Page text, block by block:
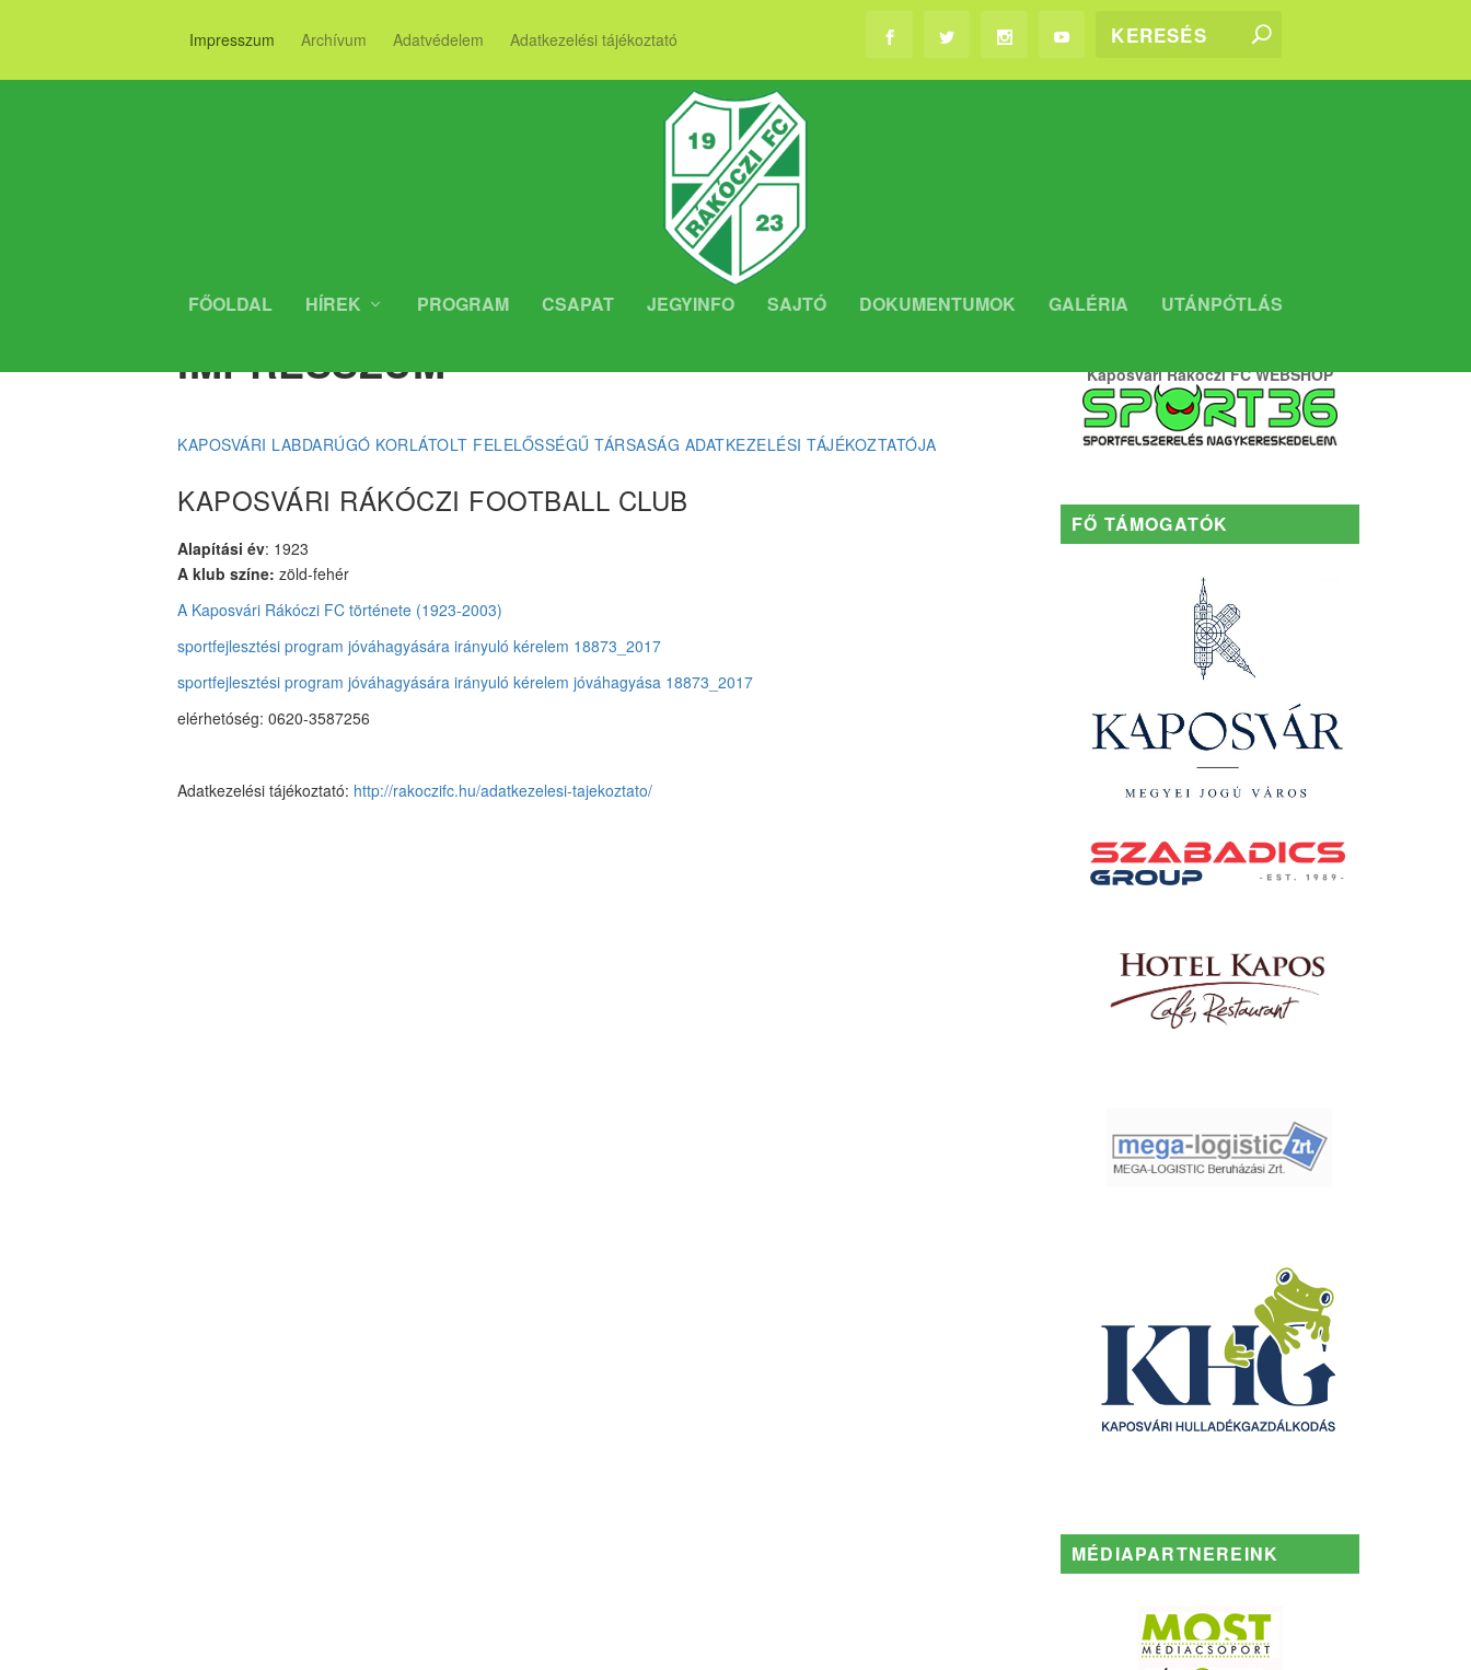
Impresszum Archívum Adatvédelem Adatkezelési tájékoztató
FŐOLDAL HÍREK PROGRAM CSAPAT JEGYINFO SAJTÓ DOKUMENTUMOK GALÉRIA UTÁNPÓTLÁS
IMPRESSZUM
KAPOSVÁRI LABDARÚGÓ KORLÁTOLT FELELŐSSÉGŰ TÁRSASÁG ADATKEZELÉSI TÁJÉKOZTATÓJA
KAPOSVÁRI RÁKÓCZI FOOTBALL CLUB
Alapítási év: 1923
A klub színe: zöld-fehér
A Kaposvári Rákóczi FC története (1923-2003)
sportfejlesztési program jóváhagyására irányuló kérelem 18873_2017
sportfejlesztési program jóváhagyására irányuló kérelem jóváhagyása 18873_2017
elérhetóség: 0620-3587256
Adatkezelési tájékoztató: http://rakoczifc.hu/adatkezelesi-tajekoztato/
WEBSHOP
Kaposvári Rákóczi FC WEBSHOP
FŐ TÁMOGATÓK
MÉDIAPARTNEREINK